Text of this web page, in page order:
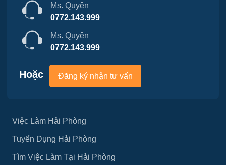
Sản xuất / Vận hành sản xuất
Tài chính / Đầu tư
Vận chuyển / Giao nhận / Kho vận
Ngành khác
Việc làm An Biên
Việc làm Đông Hải
Việc làm Nam Đồ Sơn
Việc làm An Hải
Ms. Quyên
0772.143.999
Ms. Quyên
0772.143.999
Hoặc Đăng ký nhận tư vấn
Việc Làm Hải Phòng
Tuyển Dụng Hải Phòng
Tìm Việc Làm Tại Hải Phòng